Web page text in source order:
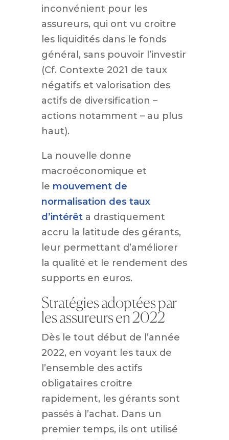
inconvénient pour les
assureurs, qui ont vu croitre
les liquidités dans le fonds
général, sans pouvoir l’investir
(Cf. Contexte 2021 de taux
négatifs et valorisation des
actifs de diversification –
actions notamment – au plus
haut).
La nouvelle donne
macroéconomique et
le mouvement de
normalisation des taux
d’intérêt a drastiquement
accru la latitude des gérants,
leur permettant d’améliorer
la qualité et le rendement des
supports en euros.
Stratégies adoptées par
les assureurs en 2022
Dès le tout début de l’année
2022, en voyant les taux de
l’ensemble des actifs
obligataires croitre
rapidement, les gérants sont
passés à l’achat. Dans un
premier temps, ils ont utilisé